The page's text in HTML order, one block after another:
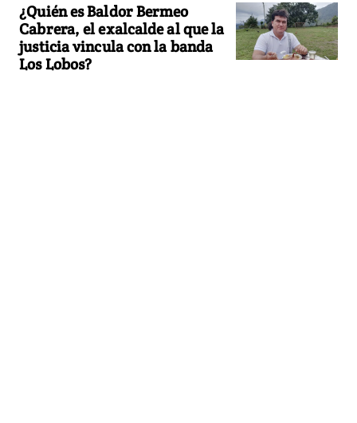
¿Quién es Baldor Bermeo
Cabrera, el exalcalde al que la
justicia vincula con la banda
Los Lobos?